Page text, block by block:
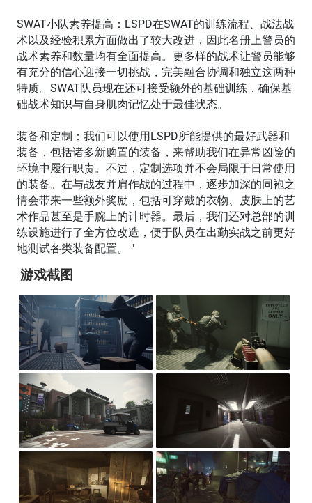
SWAT小队素养提高：LSPD在SWAT的训练流程、战法战
术以及经验积累方面做出了较大改进，因此名册上警员的
战术素养和数量均有全面提高。更多样的战术让警员能够
有充分的信心迎接一切挑战，完美融合协调和独立这两种
特质。SWAT队员现在还可接受额外的基础训练，确保基
础战术知识与自身肌肉记忆处于最佳状态。
装备和定制：我们可以使用LSPD所能提供的最好武器和
装备，包括诸多新购置的装备，来帮助我们在异常凶险的
环境中履行职责。不过，定制选项并不会局限于日常使用
的装备。在与战友并肩作战的过程中，逐步加深的同袍之
情会带来一些额外奖励，包括可穿戴的衣物、皮肤上的艺
术作品甚至是手腕上的计时器。最后，我们还对总部的训
练设施进行了全方位改造，便于队员在出勤实战之前更好
地测试各类装备配置。 "
游戏截图